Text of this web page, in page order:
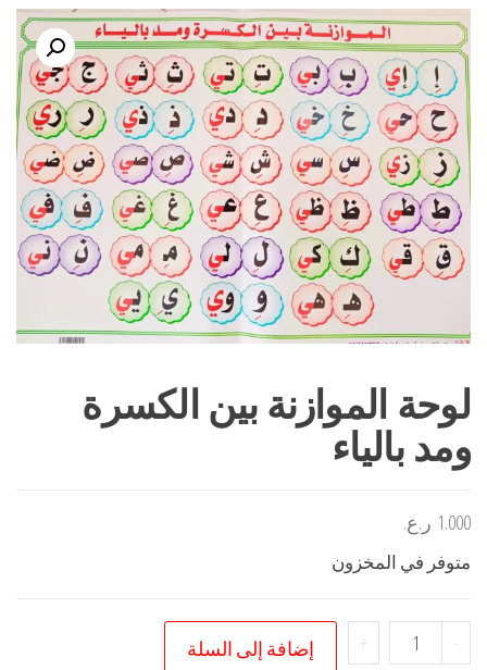
لوحة الموازنة بين الكسرة
ومد بالياء
1.000 ر.ع.
متوفر في المخزون
-
كمية
+ إضافة إلى السلة